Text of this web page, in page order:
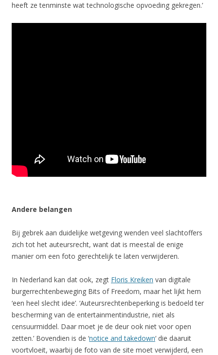
heeft ze tenminste wat technologische opvoeding gekregen.’
Andere belangen
Bij gebrek aan duidelijke wetgeving wenden veel slachtoffers
zich tot het auteursrecht, want dat is meestal de enige
manier om een foto gerechtelijk te laten verwijderen.
In Nederland kan dat ook, zegt Floris Kreiken van digitale
burgerrechtenbeweging Bits of Freedom, maar het lijkt hem
‘een heel slecht idee’. ‘Auteursrechtenbeperking is bedoeld ter
bescherming van de entertainmentindustrie, niet als
censuurmiddel. Daar moet je de deur ook niet voor open
zetten.’ Bovendien is de ‘notice and takedown‘ die daaruit
voortvloeit, waarbij de foto van de site moet verwijderd, een